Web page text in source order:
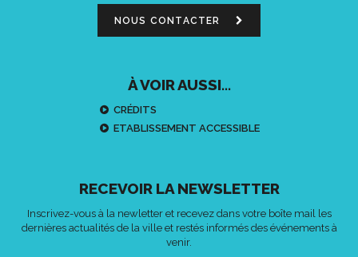
NOUS CONTACTER
À VOIR AUSSI...
CRÉDITS
ETABLISSEMENT ACCESSIBLE
RECEVOIR LA NEWSLETTER
Inscrivez-vous à la newletter et recevez dans votre boîte mail les
dernières actualités de la ville et restés informés des événements à
venir.